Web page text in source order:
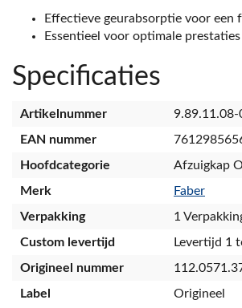
Effectieve geurabsorptie voor een
Essentieel voor optimale
Specificaties
Artikelnummer
9.89.11.08-
EAN nummer
Hoofdcategorie
Afzuigkap
Merk
Faber
Verpakking
1
Custom levertijd
Levertijd 1
Origineel nummer
Label
Origineel